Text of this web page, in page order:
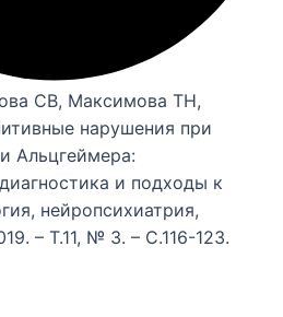
СВ, Максимова ТН,
нарушения при
Альцгеймера:
и подходы к
нейропсихиатрия,
– Т.11, № 3. – С.116-123.